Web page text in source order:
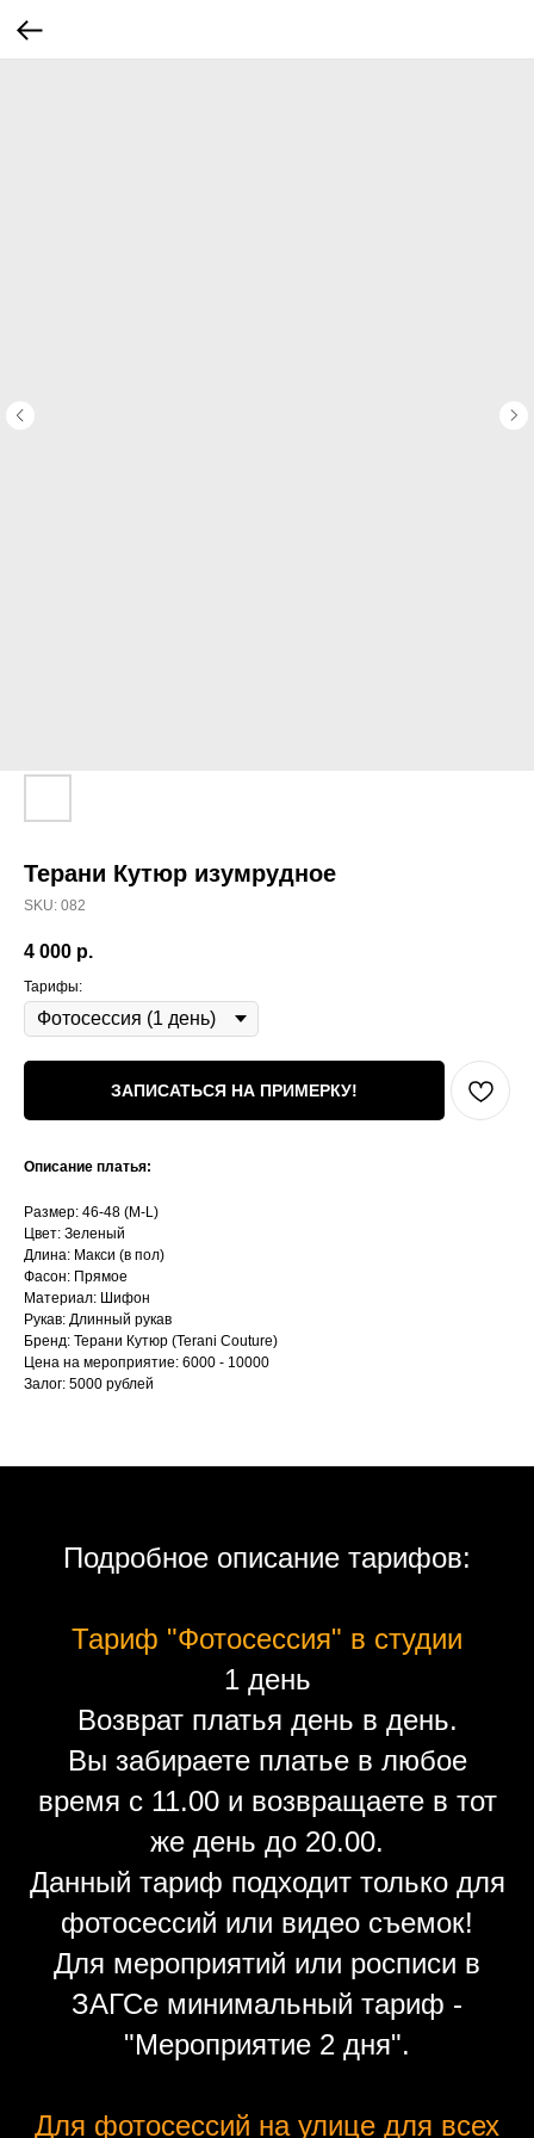
Терани Кутюр изумрудное
SKU: 082
4 000 р.
Тарифы:
ЗАПИСАТЬСЯ НА ПРИМЕРКУ!
Описание платья:
Размер: 46-48 (M-L)
Цвет: Зеленый
Длина: Макси (в пол)
Фасон: Прямое
Материал: Шифон
Рукав: Длинный рукав
Бренд: Терани Кутюр (Terani Couture)
Цена на мероприятие: 6000 - 10000
Залог: 5000 рублей
Подробное описание тарифов:
Тариф "Фотосессия" в студии
1 день
Возврат платья день в день.
Вы забираете платье в любое
время с 11.00 и возвращаете в тот
же день до 20.00.
Данный тариф подходит только для
фотосессий или видео съемок!
Для мероприятий или росписи в
ЗАГСе минимальный тариф -
"Мероприятие 2 дня".
Для фотосессий на улице для всех